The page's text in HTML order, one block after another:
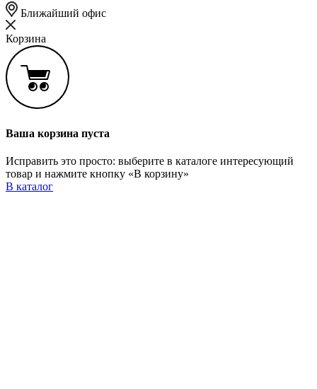
Ближайший офис
Корзина
Ваша корзина пуста
Исправить это просто: выберите в каталоге интересующий
товар и нажмите кнопку «В корзину»
В каталог